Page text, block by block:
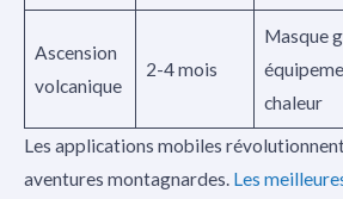
Ascension
volcanique
2-4 mois
Masque
chaleur
Les applications mobiles
aventures montagnardes. Les